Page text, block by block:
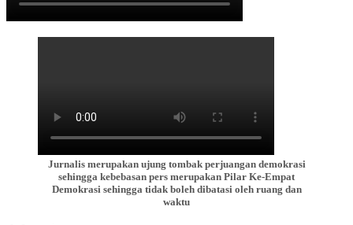
Jurnalis merupakan ujung tombak perjuangan demokrasi
sehingga kebebasan pers merupakan Pilar Ke-Empat
Demokrasi sehingga tidak boleh dibatasi oleh ruang dan
waktu